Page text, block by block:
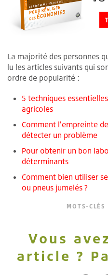
La majorité des personnes
lu les articles suivants qui
ordre de popularité :
5 techniques
agricoles
Comment l'empreinte
détecter un problème
Pour obtenir un bon
déterminants
Comment bien utiliser
ou pneus jumelés ?
MOTS-CLÉS
Vous
article ?